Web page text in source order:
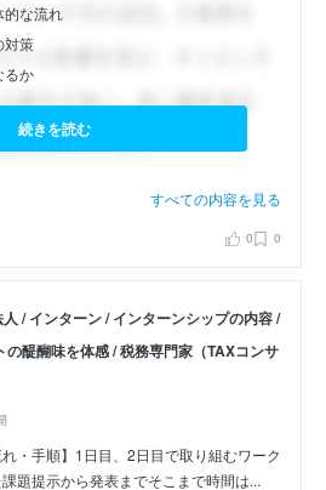
的な流れ
対策
るか
続きを読む
すべての内容を見る
0 0
/ インターン / インターンシップの内容 /
醍醐味を体感 / 税務専門家（TAXコンサ
・手順】1日目、2日目で取り組むワーク
題提示から発表までそこまで時間は...